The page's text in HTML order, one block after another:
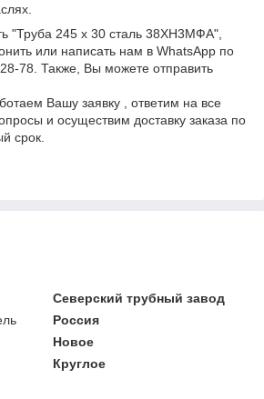
"Труба 245 х 30 сталь 38ХН3МФА",
или написать нам в WhatsApp по
78. Также, Вы можете отправить
Вашу заявку , ответим на все
и осуществим доставку заказа по
срок.
Северский трубный завод
Россия
Новое
Круглое